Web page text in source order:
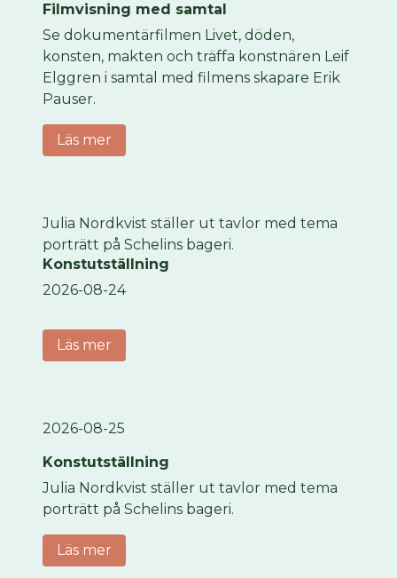
Filmvisning med samtal
Se dokumentärfilmen Livet, döden,
konsten, makten och träffa konstnären Leif
Elggren i samtal med filmens skapare Erik
Pauser.
Läs mer
2026-08-24
Konstutställning
Julia Nordkvist ställer ut tavlor med tema
porträtt på Schelins bageri.
Läs mer
2026-08-25
Konstutställning
Julia Nordkvist ställer ut tavlor med tema
porträtt på Schelins bageri.
Läs mer